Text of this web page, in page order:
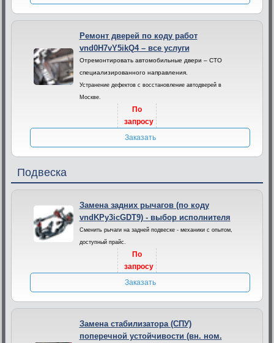
Ремонт дверей по коду работ
vnd0H7vY5ikQ4 – все услуги
Отремонтировать автомобильные двери – СТО
специализированного направления.
Устранение дефектов с восстановление автодверей в
Москве.
По
запросу
Заказать
Подвеска
Замена задних рычагов (по коду
vndKPy3icGDT9) - выбор исполнителя
Сменить рычаги на задней подвеске - механики с опытом,
доступный прайс.
По
запросу
Заказать
Замена стабилизатора (СПУ)
поперечной устойчивости (вн. ном.